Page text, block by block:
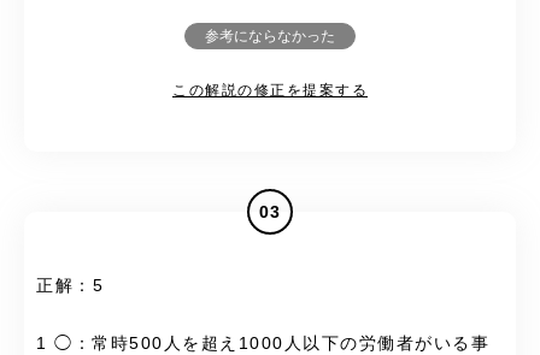
参考にならなかった
この解説の修正を提案する
03
正解：5
1 ◯：常時500人を超え1000人以下の労働者がいる事